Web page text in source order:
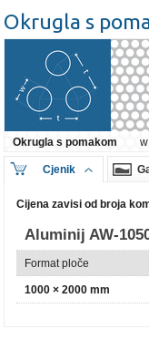
Okrugla s
Okrugla s pomakom
Cjenik
Cijena zavisi od broja
Aluminij AW-
Format ploče
1000 × 2000 mm